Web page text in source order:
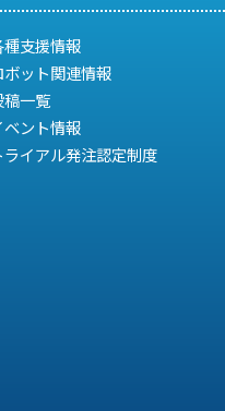
種支援情報
ボット関連情報
稿一覧
ベント情報
ライアル発注認定制度